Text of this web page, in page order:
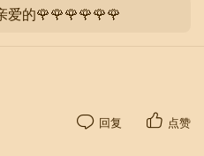
爱的🌹🌹🌹🌹🌹🌹
回复 点赞